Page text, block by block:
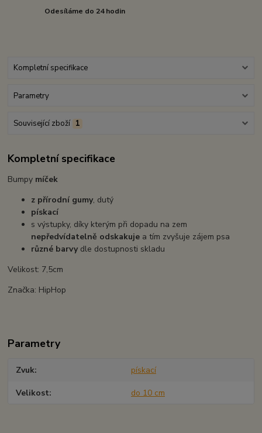
Odesíláme do 24 hodin
Kompletní specifikace
Parametry
Související zboží 1
Kompletní specifikace
Bumpy míček
z přírodní gumy, dutý
pískací
s výstupky, díky kterým při dopadu na zem
nepředvídatelně odskakuje a tím zvyšuje zájem psa
různé barvy dle dostupnosti skladu
Velikost: 7,5cm
Značka: HipHop
Parametry
Zvuk pískací
Velikost do 10 cm